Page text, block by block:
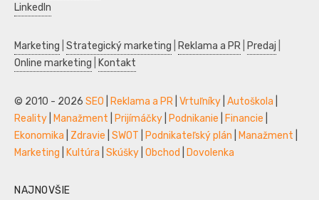
LinkedIn
Marketing Strategický marketing Reklama a PR Predaj
Online marketing
Kontakt
© 2010 - 2026 SEO Reklama a PR Vrtuľníky Autoškola
Reality
Manažment Prijímáčky Podnikanie Financie
Ekonomika
Zdravie SWOT Podnikateľský plán Manažment
Marketing
Kultúra Skúšky Obchod Dovolenka
NAJNOVŠIE